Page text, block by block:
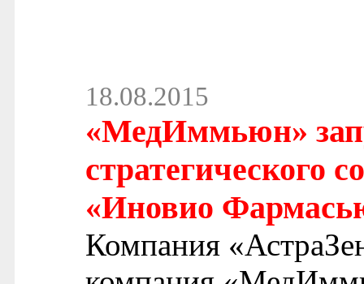
18.08.2015
«МедИммьюн»
стратегического
«Иновио
Компания